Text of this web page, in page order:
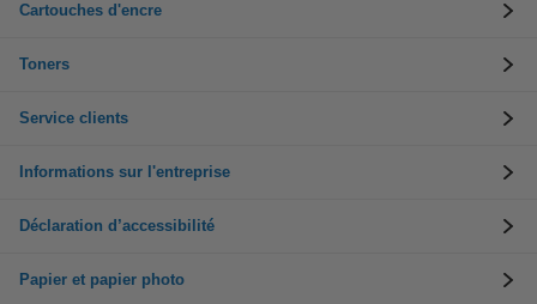
Cartouches d'encre
Toners
Service clients
Informations sur l'entreprise
Déclaration d’accessibilité
Papier et papier photo